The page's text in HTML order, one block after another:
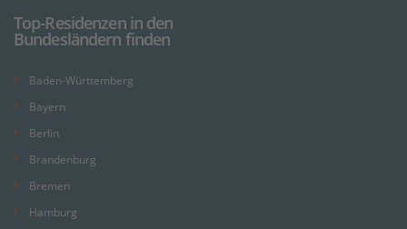
Top-Residenzen in den
Bundesländern finden
Baden-Württemberg
Bayern
Berlin
Brandenburg
Bremen
Hamburg